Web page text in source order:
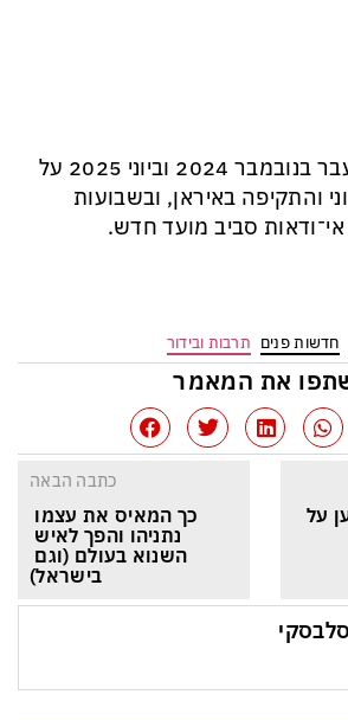
החתונה נדחתה בעבר בנובמבר 2024 וביוני 2025 על
והתקיפה באיראן, ובשבועות
סביב מועד חדש.
חדשות פנים תרבות ובידור
את המאמר
על
כתבה הבאה
כך המאיס את עצמו
נתניהו והפך לאיש
השנוא בעולם (וגם
בישראל)